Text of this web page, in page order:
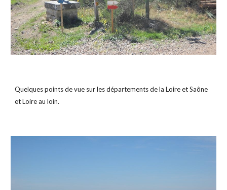
Quelques points de vue sur les départements de la Loire et Saône
et Loire au loin.